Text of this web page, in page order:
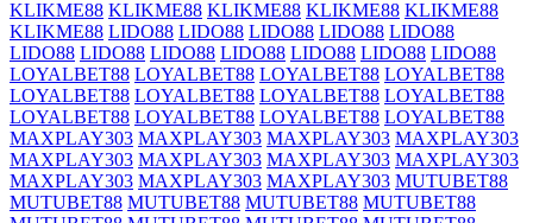
KLIKME88 KLIKME88 KLIKME88 KLIKME88 KLIKME88
KLIKME88 LIDO88 LIDO88 LIDO88 LIDO88 LIDO88
LIDO88 LIDO88 LIDO88 LIDO88 LIDO88 LIDO88 LIDO88
LOYALBET88 LOYALBET88 LOYALBET88 LOYALBET88
LOYALBET88 LOYALBET88 LOYALBET88 LOYALBET88
LOYALBET88 LOYALBET88 LOYALBET88 LOYALBET88
MAXPLAY303 MAXPLAY303 MAXPLAY303 MAXPLAY303
MAXPLAY303 MAXPLAY303 MAXPLAY303 MAXPLAY303
MAXPLAY303 MAXPLAY303 MAXPLAY303 MUTUBET88
MUTUBET88 MUTUBET88 MUTUBET88 MUTUBET88